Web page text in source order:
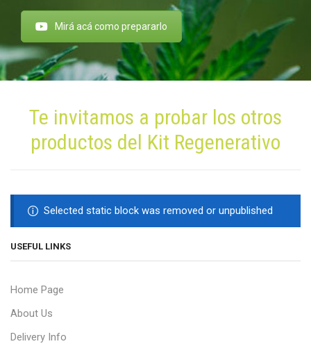
Mirá acá como prepararlo
Te invitamos a probar los otros
productos del Kit Regenerativo
Selected static block was removed or unpublished
USEFUL LINKS
Home Page
About Us
Delivery Info